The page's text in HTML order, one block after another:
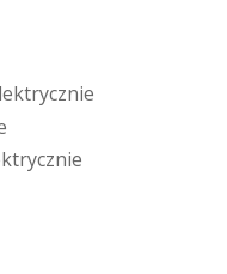
lektrycznie
ktrycznie